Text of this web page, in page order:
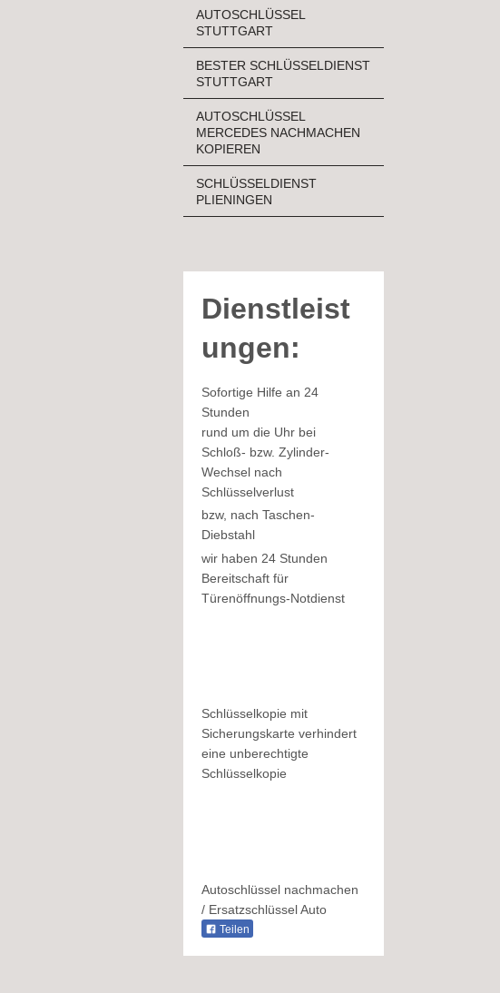
AUTOSCHLÜSSEL
STUTTGART
BESTER SCHLÜSSELDIENST
STUTTGART
AUTOSCHLÜSSEL
MERCEDES NACHMACHEN
KOPIEREN
SCHLÜSSELDIENST
PLIENINGEN
Dienstleist
ungen:
Sofortige Hilfe an 24
Stunden
rund um die Uhr bei
Schloß- bzw. Zylinder-
Wechsel nach
Schlüsselverlust
bzw, nach Taschen-
Diebstahl
wir haben 24 Stunden
Bereitschaft für
Türenöffnungs-Notdienst
Schlüsselkopie mit
Sicherungskarte verhindert
eine unberechtigte
Schlüsselkopie
Autoschlüssel nachmachen
/ Ersatzschlüssel Auto
Teilen